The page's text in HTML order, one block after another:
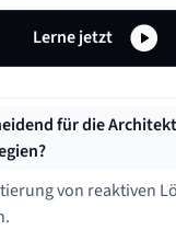
Lerne jetzt
für die
von reaktiven